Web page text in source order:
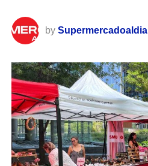
by Supermercadoaldia